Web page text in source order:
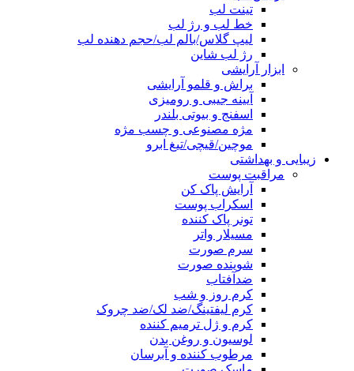
تینت لب
خط لب و رژ لب
لیپ گلاس/بالم لب/حجم دهنده لب
رژ لب شاین
ابزار آرایشی
براش و قلمو آرایشی
آیینه جیبی و رومیزی
اسفنج و بیوتی بلندر
مژه مصنوعی و چسب مژه
موچین/قیچی/تیغ ابرو
زیبایی و بهداشتی
مراقبت پوست
آرایش پاک کن
اسکراب پوست
تونر پاک کننده
مسیلار واتر
سرم صورت
شوینده صورت
ضدآفتاب
کرم روز و شب
کرم لیفتینگ/ضد لک/ضد چروک
کرم و ژل ترمیم کننده
لوسیون و روغن بدن
مرطوب کننده و آبرسان